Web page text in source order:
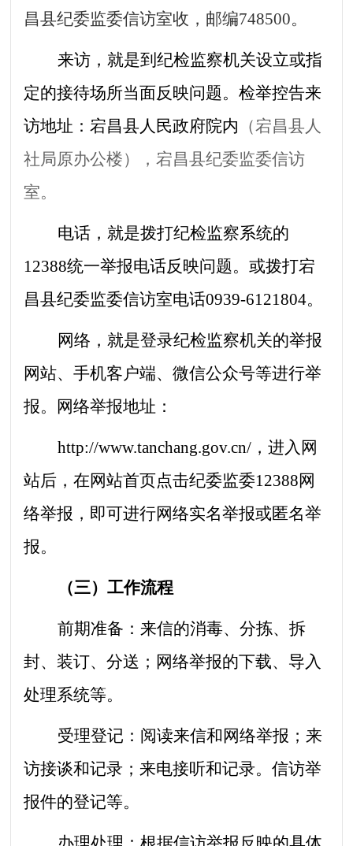
昌县纪委监委信访室收，邮编748500。
来访，就是到纪检监察机关设立或指
定的接待场所当面反映问题。检举控告来
访地址：宕昌县人民政府院内
（宕昌县人
社局原办公楼）
，宕昌县纪委监委信访
室。
电话，就是拨打纪检监察系统的
12388统一举报电话反映问题。或拨打宕
昌县纪委监委信访室电话0939-6121804。
网络，就是登录纪检监察机关的举报
网站、手机客户端、微信公众号等进行举
报。网络举报地址：
http://www.tanchang.gov.cn/，进入网
站后，在网站首页点击纪委监委12388网
络举报，即可进行网络实名举报或匿名举
报。
（三）工作流程
前期准备：来信的消毒、分拣、拆
封、装订、分送；网络举报的下载、导入
处理系统等。
受理登记：阅读来信和网络举报；来
访接谈和记录；来电接听和记录。信访举
报件的登记等。